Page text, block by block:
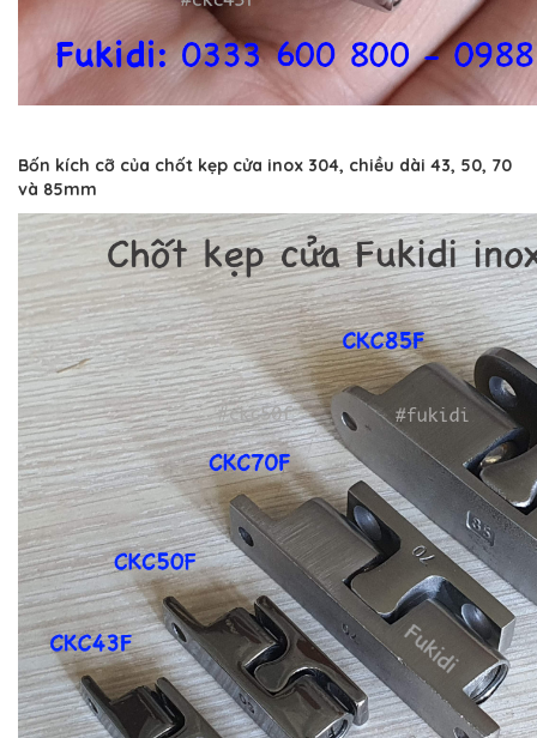
Bốn kích cỡ của chốt kẹp cửa inox 304, chiều dài 43, 50, 70
và 85mm